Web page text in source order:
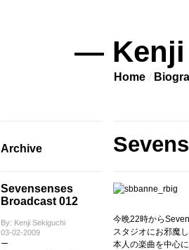
— Kenji
Home
Archive
Sevensenses
Broadcast 012
By: Kenji Sekiguchi
03-02-2009
今晩22時から
スタジオにお邪魔
本人の楽曲を中心